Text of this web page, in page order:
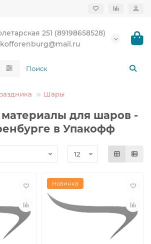
251 (89198658528)
Шары
для шаров -
в Упакофф
Новинка